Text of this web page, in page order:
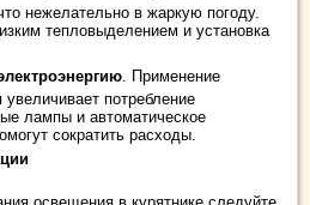
нежелательно в жаркую погоду.
тепловыделением и установка
. Применение
потребление
лампы и автоматическое
сократить расходы.